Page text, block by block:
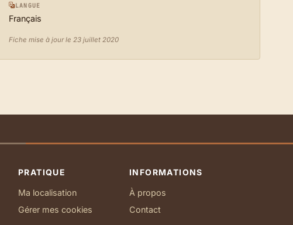
LANGUE
Français
Fiche mise à jour le 23 juillet 2020
PRATIQUE
Ma localisation
Gérer mes cookies
INFORMATIONS
À propos
Contact